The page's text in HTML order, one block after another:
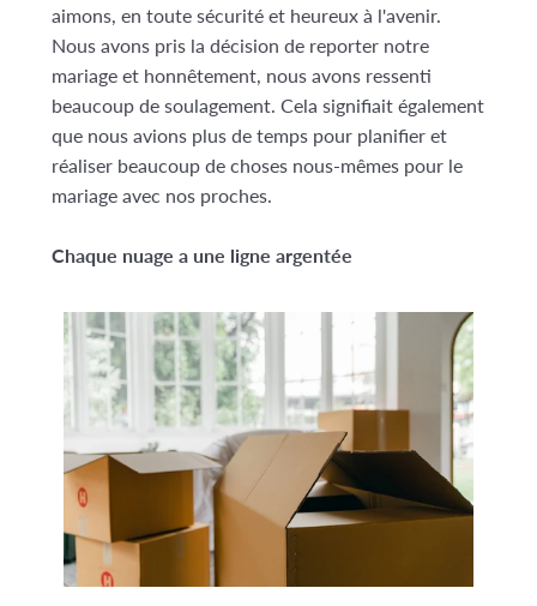
aimons, en toute sécurité et heureux à l'avenir.
Nous avons pris la décision de reporter notre
mariage et honnêtement, nous avons ressenti
beaucoup de soulagement. Cela signifiait également
que nous avions plus de temps pour planifier et
réaliser beaucoup de choses nous-mêmes pour le
mariage avec nos proches.
Chaque nuage a une ligne argentée